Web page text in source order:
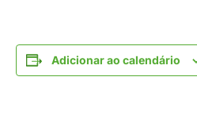
Adicionar ao calendário